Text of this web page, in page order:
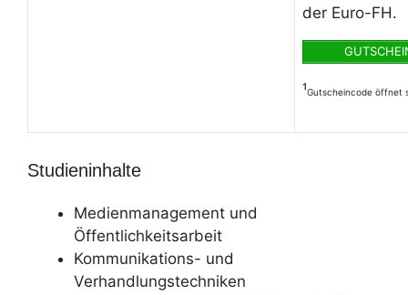
der Euro-FH.
¹Gutscheincode öffnet
Studieninhalte
Medienmanagement und
Öffentlichkeitsarbeit
Kommunikations- und
Verhandlungstechniken